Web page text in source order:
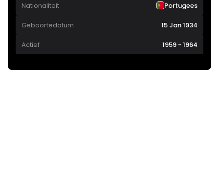
Nationaliteit Portugees
Geboortedatum 15 Jan 1934
Actief 1959 - 1964